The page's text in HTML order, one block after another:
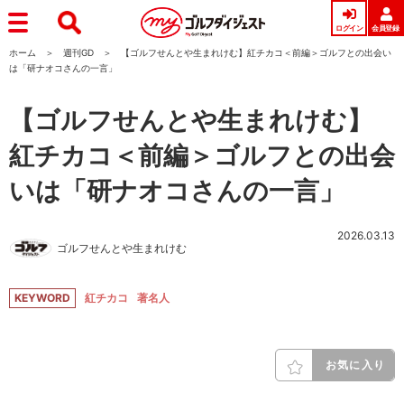
ログイン 会員登録
ホーム 週刊GD
【ゴルフせんとや生まれけむ】紅チカコ＜前編＞ゴルフとの出会い
は「研ナオコさんの一言」
【ゴルフせんとや生まれけむ】
紅チカコ＜前編＞ゴルフとの出会
いは「研ナオコさんの一言」
ゴルフせんとや生まれけむ
2026.03.13
KEYWORD 紅チカコ 著名人
お気に入り